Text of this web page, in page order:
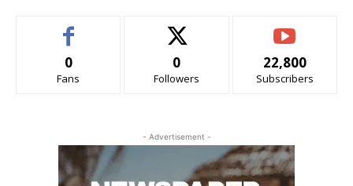
0
Fans
0
Followers
22,800
Subscribers
- Advertisement -